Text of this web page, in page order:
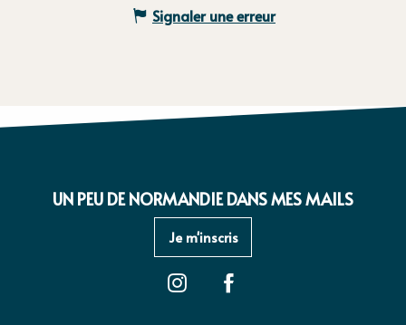
Signaler une erreur
UN PEU DE NORMANDIE DANS MES MAILS
Je m'inscris